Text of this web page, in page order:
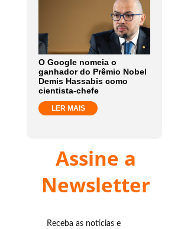
O Google nomeia o
ganhador do Prêmio Nobel
Demis Hassabis como
cientista-chefe
LER MAIS
Assine a
Newsletter
Receba as notícias e